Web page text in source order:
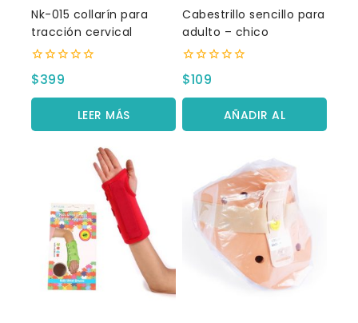
Nk-015 collarín para
tracción cervical
0
fuera
de
$399
LEER MÁS
Cabestrillo sencillo para
adulto – chico
0
fuera
de
$109
AÑADIR AL
CARRITO